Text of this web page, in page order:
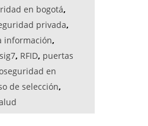
en bogotá,
privada,
información,
sig7, RFID, puertas
en
de selección,